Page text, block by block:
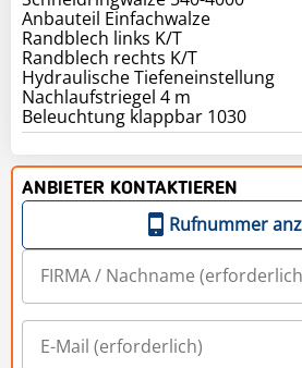
Anbauteil Einfachwalze
Randblech links K/T
Randblech rechts K/T
Hydraulische Tiefeneinstellung
Nachlaufstriegel 4 m
Beleuchtung klappbar 1030
ANBIETER KONTAKTIEREN
Rufnummer